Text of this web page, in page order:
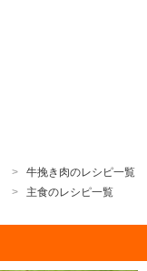
牛挽き肉のレシピ一覧
主食のレシピ一覧